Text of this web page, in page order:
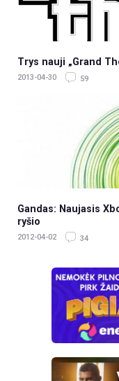
Trys nauji „Grand
2013-04-30 59
Gandas: Naujasis
ryšio
2012-04-02 34